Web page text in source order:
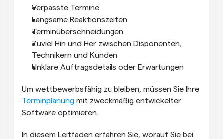
Verpasste Termine
Langsame Reaktionszeiten
Terminüberschneidungen
Zuviel Hin und Her zwischen Disponenten,
Technikern und Kunden
Unklare Auftragsdetails oder Erwartungen
Terminplanung mit zweckmäßig entwickelter
Software optimieren.
In diesem Leitfaden erfahren Sie, worauf Sie bei